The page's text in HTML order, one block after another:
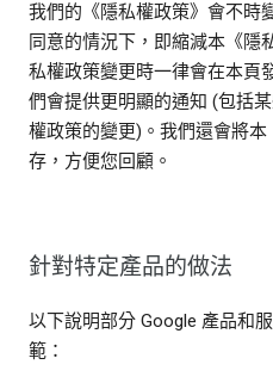
我們的《隱私權政策》會不時
同意的情況下，即縮減本《隱
私權政策變更時一律會在本頁
們會提供更明顯的通知 (包括
權政策的變更)。我們還會將
存，方便您回顧。
針對特定產品的做法
以下說明部分 Google 產品和
範：